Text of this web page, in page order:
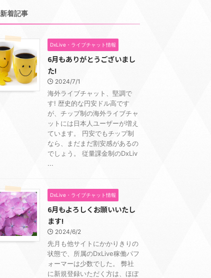
新着記事
DxLive・ライブチャット情報
6月もありがとうございまし
た!
2024/7/1
海外ライブチャット、堅調で
す! 歴史的な円安ドル高です
が、チップ制の海外ライブチャ
ットには日本人ユーザーが増え
ています。 円安でもチップ制
なら、まだまだ割安感があるの
でしょう。 従量課金制のDxLiv
...
DxLive・ライブチャット情報
6月もよろしくお願いいたし
ます!
2024/6/2
先月も他サイトにかかりきりの
状態で、所属のDxLive稼働パフ
ォーマーは少数でした。 弊社
に新規登録いただく方は、ほぼ